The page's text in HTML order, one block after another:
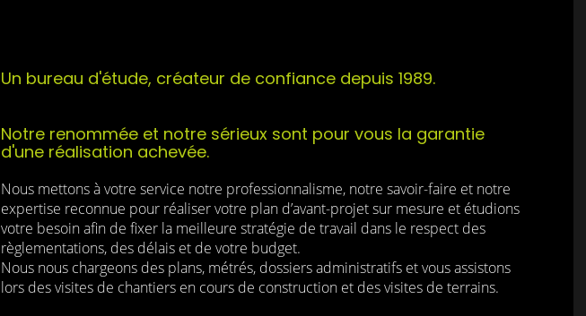
Un bureau d'étude, créateur de confiance depuis 1989.
Notre renommée et notre sérieux sont pour vous la garantie
d'une réalisation achevée.
Nous mettons à votre service notre professionnalisme, notre savoir-faire et notre
expertise reconnue pour réaliser votre plan d’avant-projet sur mesure et étudions
votre besoin afin de fixer la meilleure stratégie de travail dans le respect des
règlementations, des délais et de votre budget.
Nous nous chargeons des plans, métrés, dossiers administratifs et vous assistons
lors des visites de chantiers en cours de construction et des visites de terrains.